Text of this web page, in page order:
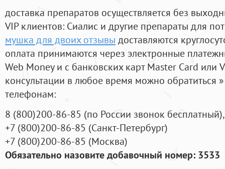
доставка препаратов осуществляется без
VIP клиентов: Сиалис и другие препараты для
мушка для двоих отзывы доставляются
оплата принимаются через электронные
Web Money и с банковских карт Master Card или
консультации в любое время можно обратиться
телефонам:
8 (800)200-86-85 (по России звонок бесплатный),
+7 (800)200-86-85 (Санкт-Петербург)
+7 (800)200-86-85 (Москва)
Обязательно назовите добавочный номер: 3533